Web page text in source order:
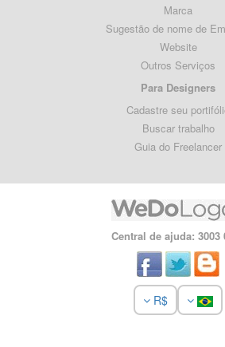
Marca
Sugestão de nome de
Website
Outros Serviços
Para Designers
Cadastre seu
Buscar trabalho
Guia do Freelancer
Central de ajuda: 3003
R$